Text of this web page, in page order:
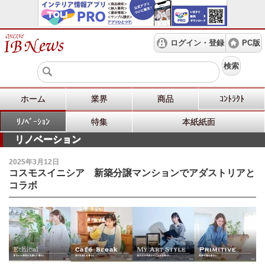
ログイン・登録 PC版
検索
ホーム 業界 商品 ｺﾝﾄﾗｸﾄ
ﾘﾉﾍﾞｰｼｮﾝ 特集 本紙紙面
リノベーション
2025年3月12日
コスモスイニシア 新築分譲マンションでアダストリアと
コラボ